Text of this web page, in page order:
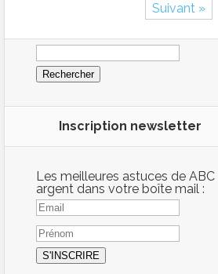
Suivant »
Rechercher :
Inscription newsletter
Les meilleures astuces de ABC
argent dans votre boîte mail :